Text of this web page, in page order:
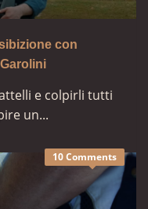
con
e colpirli tutti
un...
10 Comments